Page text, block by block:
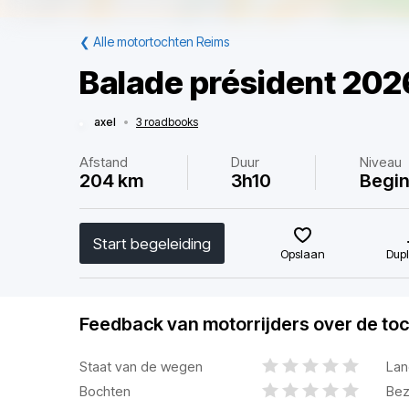
❮ Alle motortochten Reims
Balade président
axel • 3 roadbooks
Afstand
204 km
Duur
3h10
Niveau
Start begeleiding
Opslaan
Feedback van motorrijders over de
Staat van de wegen
Bochten